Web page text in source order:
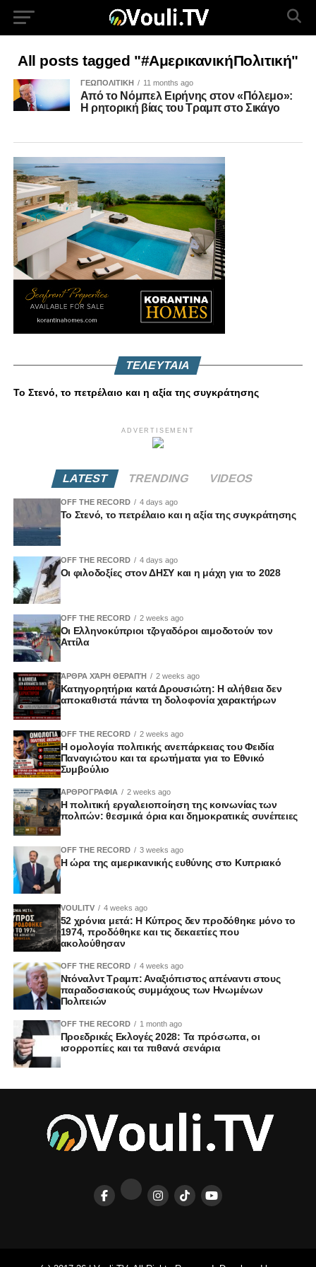
All posts tagged "#ΑμερικανικήΠολιτική"
ΓΕΩΠΟΛΙΤΙΚΗ 11 months ago
Από το Νόμπελ Ειρήνης στον «Πόλεμο»:
Η ρητορική βίας του Τραμπ στο Σικάγο
ΤΕΛΕΥΤΑΙΑ
Το Στενό, το πετρέλαιο και η αξία της συγκράτησης
ADVERTISEMENT
LATEST TRENDING VIDEOS
OFF THE RECORD 4 days ago
Το Στενό, το πετρέλαιο και η αξία της συγκράτησης
OFF THE RECORD 4 days ago
Οι φιλοδοξίες στον ΔΗΣΥ και η μάχη για το 2028
OFF THE RECORD 2 weeks ago
Οι Ελληνοκύπριοι τζογαδόροι αιμοδοτούν τον
Αττίλα
ΆΡΘΡΑ ΧΆΡΗ ΘΕΡΑΠΉ 2 weeks ago
Κατηγορητήρια κατά Δρουσιώτη: Η αλήθεια δεν
αποκαθιστά πάντα τη δολοφονία χαρακτήρων
OFF THE RECORD 2 weeks ago
Η ομολογία πολιτικής ανεπάρκειας του Φειδία
Παναγιώτου και τα ερωτήματα για το Εθνικό
Συμβούλιο
ΑΡΘΡΟΓΡΑΦΙΑ 2 weeks ago
Η πολιτική εργαλειοποίηση της κοινωνίας των
πολιτών: θεσμικά όρια και δημοκρατικές συνέπειες
OFF THE RECORD 3 weeks ago
Η ώρα της αμερικανικής ευθύνης στο Κυπριακό
VOULITV 4 weeks ago
52 χρόνια μετά: Η Κύπρος δεν προδόθηκε μόνο το
1974, προδόθηκε και τις δεκαετίες που
ακολούθησαν
OFF THE RECORD 4 weeks ago
Ντόναλντ Τραμπ: Αναξιόπιστος απέναντι στους
παραδοσιακούς συμμάχους των Ηνωμένων
Πολιτειών
OFF THE RECORD 1 month ago
Προεδρικές Εκλογές 2028: Τα πρόσωπα, οι
ισορροπίες και τα πιθανά σενάρια